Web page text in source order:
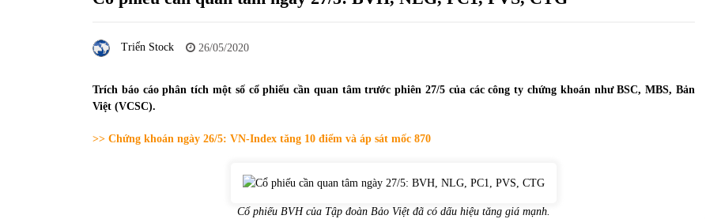
28,7 tỷ đồng
Phân tích giá tiền điện tử sau ngày thị
trường lập kỷ lục vốn hóa
09/11/2021
Chứng khoán ngày 12/10/2021: Top 10 cổ
phiếu nổi bật
13/10/2021
Triển Stock 26/05/2020
Trích báo cáo phân tích một số cổ phiếu cần quan tâm trước phiên 27/5 của các công ty chứng khoán như BSC, MBS, Bản
Việt (VCSC).
>> Chứng khoán ngày 26/5: VN-Index tăng 10 điểm và áp sát mốc 870
Cổ phiếu BVH của Tập đoàn Bảo Việt đã có dấu hiệu tăng giá mạnh.